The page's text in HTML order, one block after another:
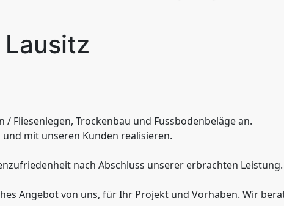
Fliesenlegen, Trockenbau und Fussbodenbeläge an.
mit unseren Kunden realisieren.
nach Abschluss unserer erbrachten
Angebot von uns, für Ihr Projekt und Vorhaben. Wir